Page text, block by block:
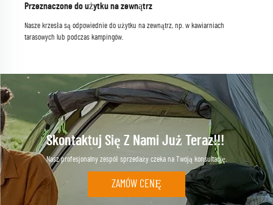
Przeznaczone do użytku na zewnątrz
Nasze krzesła są odpowiednie do użytku na zewnątrz, np. w kawiarniach
tarasowych lub podczas kampingów.
Skontaktuj Się Z Nami Już Teraz!!!
Nasz profesjonalny zespół sprzedaży czeka na Twoją konsultację.
ZAMÓW CENĘ